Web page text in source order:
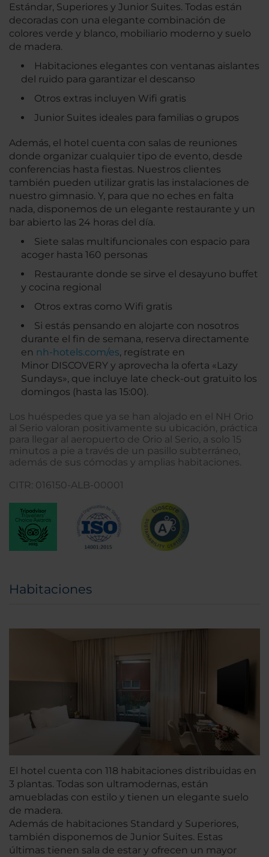
Estándar, Superiores y Junior Suites. Todas están
decoradas con una elegante combinación de
colores verde y blanco, mobiliario moderno y suelo
de madera.
Habitaciones elegantes con ventanas aislantes
del ruido para garantizar el descanso
Otros extras incluyen Wifi gratis
Junior Suites ideales para familias o grupos
Además, el hotel cuenta con salas de reuniones
donde organizar cualquier tipo de evento, desde
conferencias hasta fiestas. Nuestros clientes
también pueden utilizar gratis las instalaciones de
nuestro gimnasio. Y, para que no eches en falta
nada, disponemos de un elegante restaurante y un
bar abierto las 24 horas del día.
Siete salas multifuncionales con espacio para
acoger hasta 160 personas
Restaurante donde se sirve el desayuno buffet
y cocina regional
Otros extras como Wifi gratis
Si estás pensando en alojarte con nosotros
durante el fin de semana, reserva directamente
en nh-hotels.com/es, regístrate en
Minor DISCOVERY y aprovecha la oferta «Lazy
Sundays», que incluye late check-out gratuito los
domingos (hasta las 15:00).
Los huéspedes que ya se han alojado en el NH Orio
al Serio valoran positivamente su ubicación, práctica
para llegar al aeropuerto de Orio al Serio, a solo 15
minutos a pie a través de un pasillo subterráneo,
además de sus cómodas y amplias habitaciones.
CITR: 016150-ALB-00001
Habitaciones
El hotel cuenta con 118 habitaciones distribuidas en
3 plantas. Todas son ultramodernas, están
amuebladas con estilo y tienen un elegante suelo
de madera.
Además de habitaciones Standard y Superiores,
también disponemos de Junior Suites. Estas
últimas tienen sala de estar y ofrecen un mayor